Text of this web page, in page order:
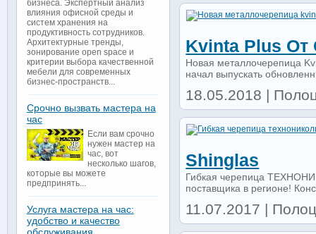
Kvinta Plus От
Новая металлочерепица
начал выпускать
18.05.2018 |
Shinglas
Гибкая черепица
поставщика в регионе!
11.07.2017 |
бизнеса. Экспертный анализ
влияния офисной среды и
систем хранения на
продуктивность сотрудников.
Архитектурные тренды,
зонирование open space и
критерии выбора качественной
мебели для современных
бизнес-пространств...
Срочно вызвать мастера на
час
Если вам срочно
нужен мастер на
час, вот
несколько шагов,
которые вы можете
предпринять...
Услуга мастера на час:
удобство и качество